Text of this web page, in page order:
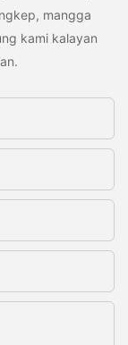
mangga
kami kalayan